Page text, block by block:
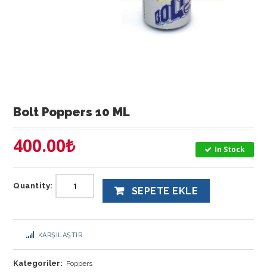
Bolt Poppers 10 ML
400.00₺ In Stock
Quantity: SEPETE EKLE
KARŞILAŞTIR
Kategoriler: Poppers